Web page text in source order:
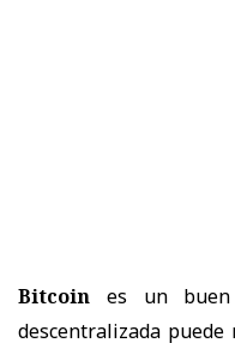
Bitcoin es un
descentralizada